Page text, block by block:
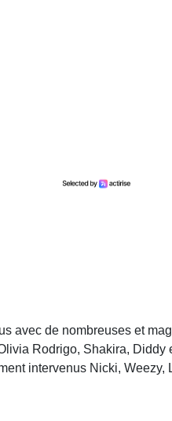
avec de nombreuses et
Rodrigo, Shakira, Diddy
intervenus Nicki, Weezy,